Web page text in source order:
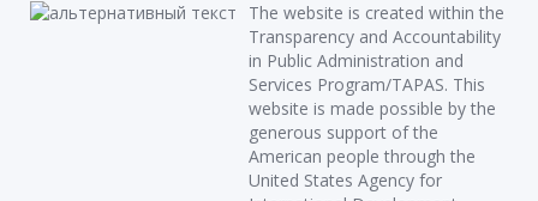
The website is created within the
Transparency and Accountability
in Public Administration and
Services Program/TAPAS. This
website is made possible by the
generous support of the
American people through the
United States Agency for